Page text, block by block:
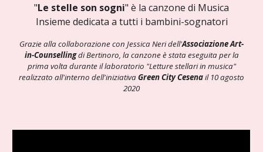
"Le stelle son sogni" è la canzone di Musica
Insieme dedicata a tutti i bambini-sognatori
Grazie alla collaborazione con Jessica Neri dell'Associazione Art-
in-Counsellingdi Bertinoro, la canzone è stata eseguita per la
prima volta durante il laboratorio "Letture stellari in musica"
realizzato all'interno dell'iniziativaGreen City Cesenail 10 agosto
2020